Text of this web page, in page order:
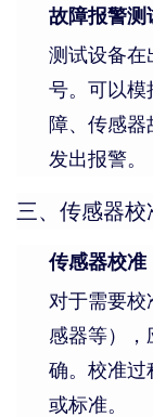
故障报警测
测试设备在
号。可以模
障、传感
发出报警。
三、传感器校
传感器校准
对于需要
感器等）
确。校准过
或标准。